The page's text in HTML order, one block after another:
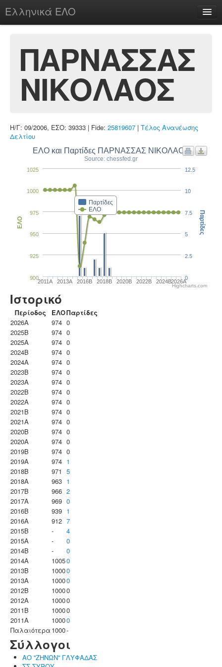
Ελληνικά ΕΛΟ
chesstu.be @ discord
Login
ΠΑΡΝΑΣΣΑΣ
ΝΙΚΟΛΑΟΣ
Η/Γ: 09/2006, ΕΣΟ: 39333 | Fide: 25819607 | Τέλος Ανανέωσης
Δελτίου
ΕΛΟ και Παρτίδες ΠΑΡΝΑΣΣΑΣ ΝΙΚΟΛΑΟΣ
Source: chessfed.gr
Παρτίδες
ΕΛΟ
2011A 2013A 2016B 2018B 2020B 2022B 2024B2026A
900
925
950
975
1000
1025
ΕΛΟ
0
2.5
5
7.5
10
12.5
Παρτίδες
Highcharts.com
Ιστορικό
Περίοδος ΕΛΟΠαρτίδες
2026A
974 0
2025B
974 0
2025A
974 0
2024B
974 0
2024A
974 0
2023B
974 0
2023Α
974 0
2022B
974 0
2022A
974 0
2021B
974 0
2021A
974 0
2020B
974 0
2020A
974 0
2019B
974 0
2019A
974 1
2018B
971 5
2018A
963 1
2017B
966 2
2017A
969 0
2016B
939 1
2016A
912 7
2015B
-
4
2015A
-
0
2014B
-
0
2014A
10050
2013B
10000
2013A
10000
2012B
10000
2012A
10000
2011B
10000
2011A
10000
Παλαιότερα 1000-
Σύλλογοι
ΑΟ ''ΖΗΝΩΝ'' ΓΛΥΦΑΔΑΣ